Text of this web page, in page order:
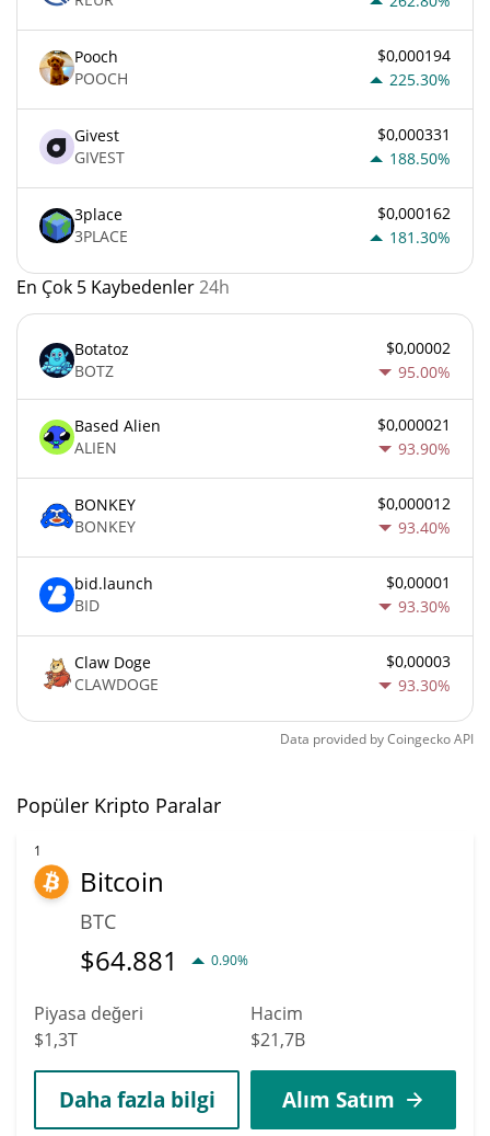
Pooch
POOCH
$0,000194
225.30%
Givest
GIVEST
$0,000331
188.50%
3place
3PLACE
$0,000162
181.30%
En Çok 5 Kaybedenler24h
Botatoz
BOTZ
$0,00002
95.00%
Based Alien
ALIEN
$0,000021
93.90%
BONKEY
BONKEY
$0,000012
93.40%
bid.launch
BID
$0,00001
93.30%
Claw Doge
CLAWDOGE
$0,00003
93.30%
Data provided byCoingeckoAPI
Popüler Kripto Paralar
1
Bitcoin
BTC
$64.881 0.90%
Piyasa değeri
$1,3T
Hacim
$21,7B
Daha fazla bilgi Alım Satım